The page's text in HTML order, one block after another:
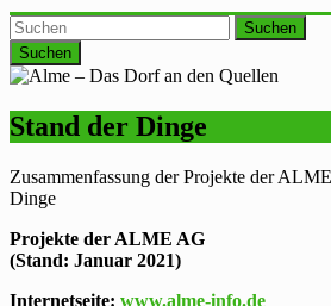
Suchen
Stand der Dinge
Zusammenfassung der Projekte der
Dinge
Projekte der ALME AG
(Stand: Januar 2021)
Internetseite: www.alme-info.de